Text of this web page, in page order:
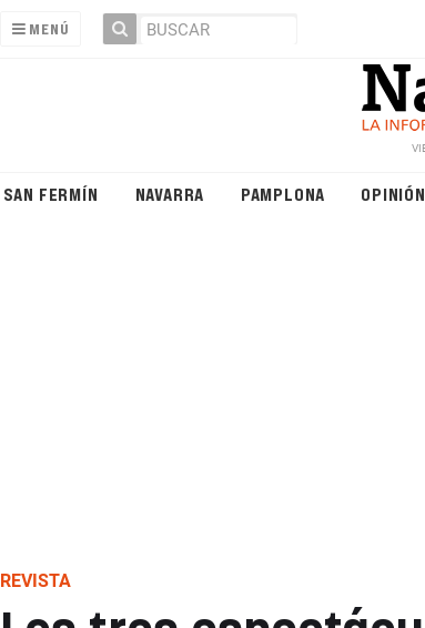
MENÚ
SAN FERMÍN NAVARRA PAMPLONA OPINIÓN
REVISTA